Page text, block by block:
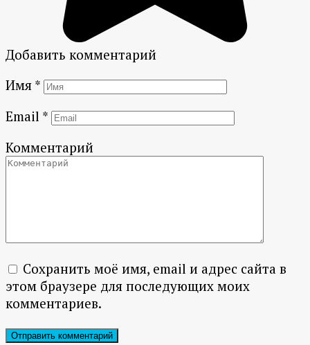
Добавить комментарий
Имя *
Email *
Комментарий
Сохранить моё имя, email и адрес сайта в
этом браузере для последующих моих
комментариев.